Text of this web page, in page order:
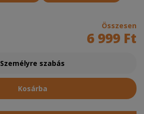
Összesen
6 999 Ft
Személyre szabás
Kosárba